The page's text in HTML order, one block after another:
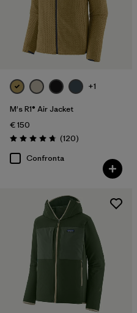
+1
M's R1® Air Jacket
€ 150
Valutazione: 4.7 / 5
(120Recensioni
)
Confronta